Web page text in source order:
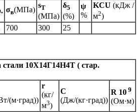
σв(МПа)
sT
(МПа)
δ5
(%)
ψ
%
KCU (кДж /
м2)
700 300 25
стали 10Х14Г14Н4Т ( стар.
(м·град))
r
(кг/
м3)
C
(Дж/(кг·град))
R 10 9
(Ом·м)